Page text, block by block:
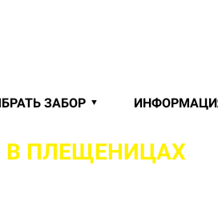
ЗАБОР
В ПЛЕЩЕНИЦАХИ